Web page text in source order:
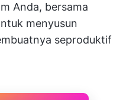
Anda, bersama
menyusun
seproduktif